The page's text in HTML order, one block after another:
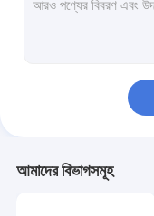
আমাদের বিভাগসমূহ